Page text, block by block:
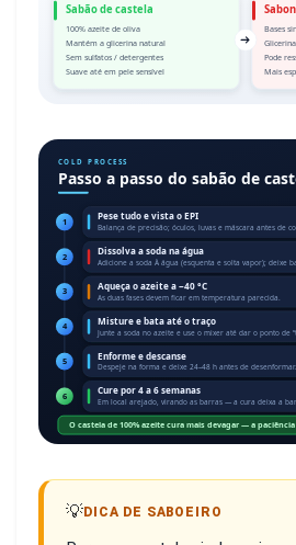
Sabão de castela
100% azeite de oliva
Mantém a glicerina natural
Sem sulfatos / detergentes
Suave até em pele sensível
Bases
Pode
Mais
COLD PROCESS
Passo a passo do sabão de
1 Pese tudo e vista o EPI
Balança de precisão; óculos, luvas e máscara antes de
2 Dissolva a soda na água
Adicione a soda À água (esquenta e solta vapor); deixe
3 Aqueça o azeite a ~40 °C
As duas fases devem ficar em temperatura parecida.
4 Misture e bata até o traço
Junte a soda no azeite e use o mixer até dar o ponto de
5 Enforme e descanse
Despeje na forma e deixe 24–48 h antes de desenformar.
6 Cure por 4 a 6 semanas
Em local arejado, virando as barras — a cura deixa a
O castela de 100% azeite cura mais devagar — a
💡 DICA DE SABOEIRO